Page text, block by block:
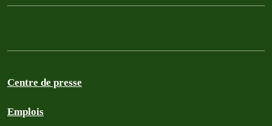
Centre de presse
Emplois